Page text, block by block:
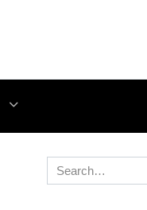
Search
for: